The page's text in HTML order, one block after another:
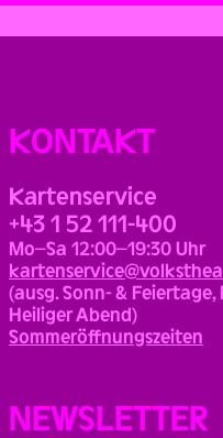
KONTAKT
Kartenservice
+43 1 52 111-400
Mo–Sa 12:00–19:30 Uhr
(ausg. Sonn- &
Heiliger Abend)
Sommeröffnungszeiten
NEWSLETTER